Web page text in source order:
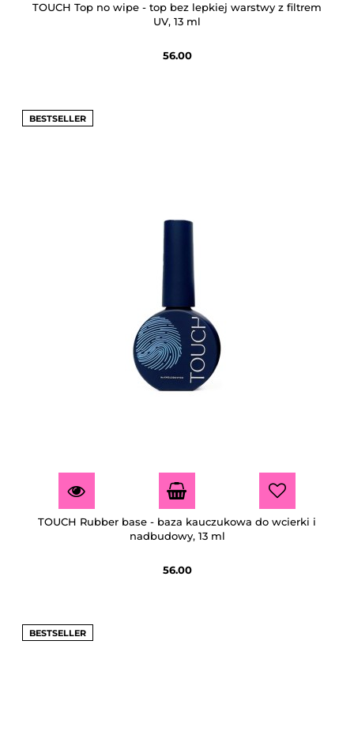
TOUCH Top no wipe - top bez lepkiej warstwy z filtrem
UV, 13 ml
56.00
BESTSELLER
TOUCH Rubber base - baza kauczukowa do wcierki i
nadbudowy, 13 ml
56.00
BESTSELLER